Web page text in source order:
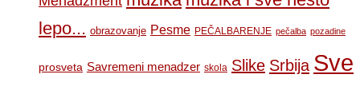
lepo... obrazovanje Pesme PEČALBARENJE pečalba pozadine
prosveta Savremeni menadzer skola Slike Srbija Sve